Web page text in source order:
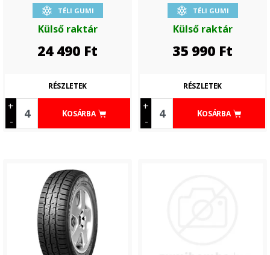
TÉLI GUMI
Külső raktár
24 490 Ft
+
-
KOSÁRBA
RÉSZLETEK
TÉLI GUMI
Külső raktár
35 990 Ft
+
-
KOSÁRBA
RÉSZLETEK